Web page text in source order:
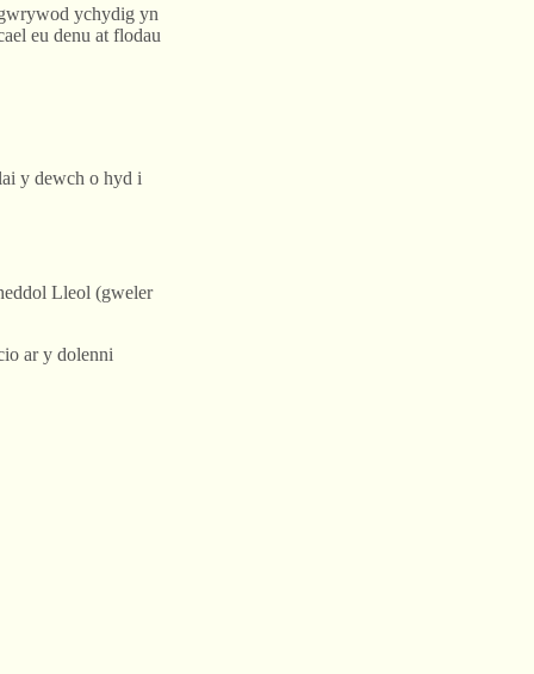
ychydig yn
eu denu at flodau
y dewch o hyd i
Lleol (gweler
ar y dolenni